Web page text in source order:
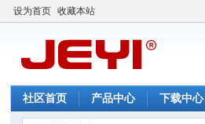
设为首页 收藏本站
社区首页 产品中心 下载中心